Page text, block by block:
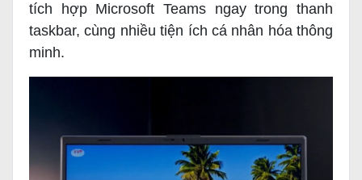
tích hợp Microsoft Teams ngay trong thanh
taskbar, cùng nhiều tiện ích cá nhân hóa thông
minh.